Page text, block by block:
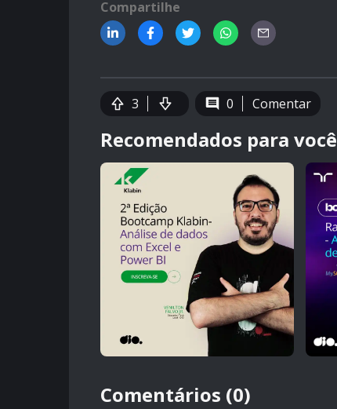
Compartilhe
3 0 Comentar
Recomendados para você
Comentários (0)